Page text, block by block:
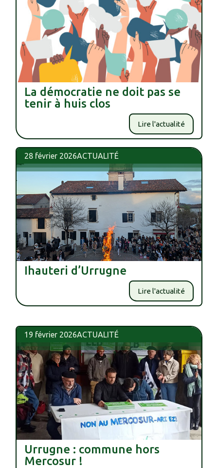
La démocratie ne doit pas se
tenir à huis clos
Lire l'actualité
28 février 2026ACTUALITÉ
Ihauteri d’Urrugne
Lire l'actualité
19 février 2026ACTUALITÉ
Urrugne : commune hors
Mercosur !